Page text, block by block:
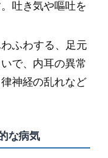
吐き気や嘔吐を
ふわする、足元
で、内耳の異常
神経の乱れなど
な病気